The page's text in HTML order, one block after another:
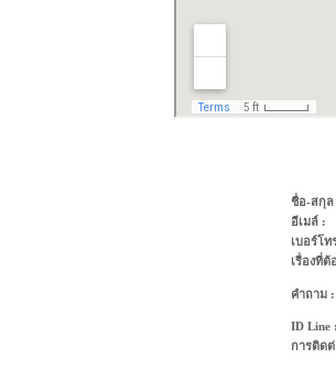
ชื่อ-สกุล
อีเมล์ :
เบอร์โ
เรื่องที่
คำถาม :
ID Line
การติด